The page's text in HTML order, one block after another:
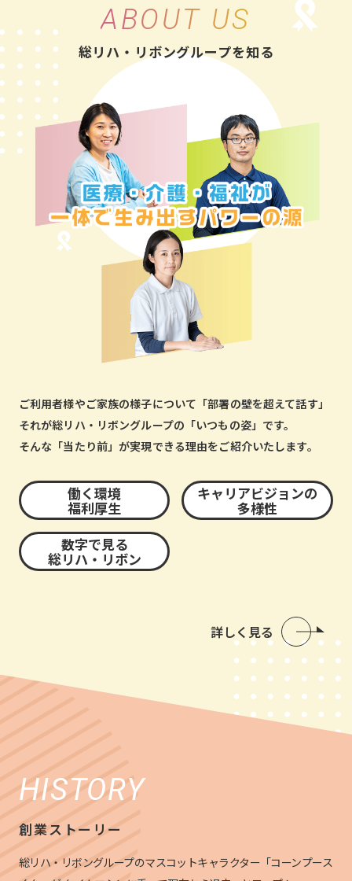
ABOUT US
総リハ・リボングループを知る
ご利用者様やご家族の様子について「部署の壁を超えて話す」
それが総リハ・リボングループの「いつもの姿」です。
そんな「当たり前」が実現できる理由をご紹介いたします。
働く環境
福利厚生
キャリアビジョンの
多様性
数字で見る
総リハ・リボン
詳しく見る
HISTORY
創業ストーリー
総リハ・リボングループのマスコットキャラクター「コーンプース